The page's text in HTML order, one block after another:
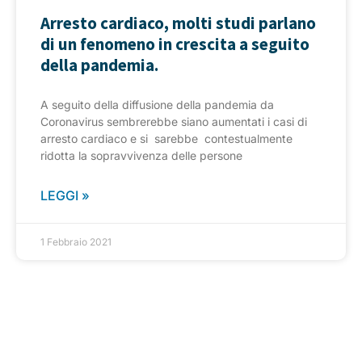
Arresto cardiaco, molti studi parlano
di un fenomeno in crescita a seguito
della pandemia.
A seguito della diffusione della pandemia da
Coronavirus sembrerebbe siano aumentati i casi di
arresto cardiaco e si sarebbe contestualmente
ridotta la sopravvivenza delle persone
LEGGI »
1 Febbraio 2021